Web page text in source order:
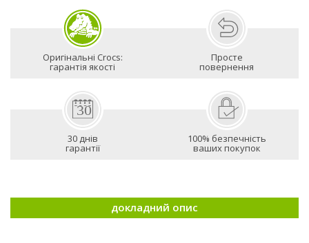
Оригінальні Crocs:
гарантія якості
Просте
повернення
30 днів
гарантії
100% безпечність
ваших покупок
докладний опис